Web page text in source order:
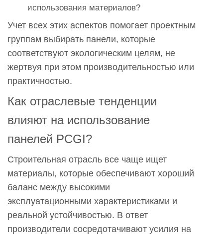
использования материалов?
Учет всех этих аспектов помогает проектным
группам выбирать панели, которые
соответствуют экологическим целям, не
жертвуя при этом производительностью или
практичностью.
Как отраслевые тенденции
влияют на использование
панелей PCGI?
Строительная отрасль все чаще ищет
материалы, которые обеспечивают хороший
баланс между высокими
эксплуатационными характеристиками и
реальной устойчивостью. В ответ
производители сосредотачивают усилия на